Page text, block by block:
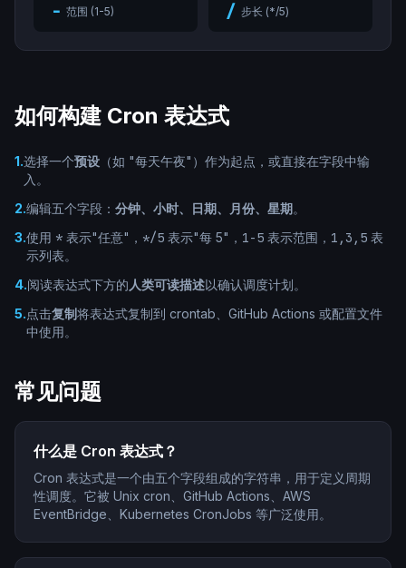
- 范围 (1-5) / 步长 (*/5)
如何构建 Cron 表达式
1.选择一个预设 （如 "每天午夜"）作为起点，或直接在字段中输
入。
2.编辑五个字段： 分钟、小时、日期、月份、星期。
3.使用 * 表示"任意"， */5 表示"每 5"， 1-5 表示范围， 1,3,5 表
示列表。
4.阅读表达式下方的 人类可读描述以确认调度计划。
5.点击复制将表达式复制到 crontab、GitHub Actions 或配置文件
中使用。
常见问题
什么是 Cron 表达式？
Cron 表达式是一个由五个字段组成的字符串，用于定义周期
性调度。它被 Unix cron、GitHub Actions、AWS
EventBridge、Kubernetes CronJobs 等广泛使用。